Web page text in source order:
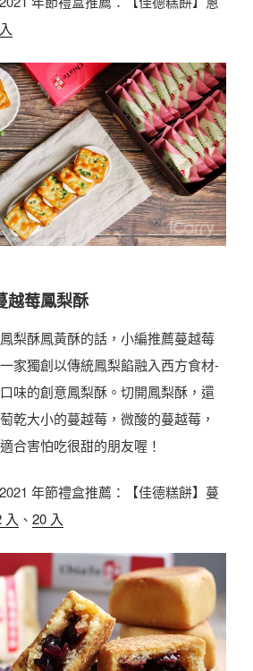
越莓鳳梨酥
梨酥鳳黃酥的話，小編推薦蔓越莓
家獨創以傳統鳳梨餡融入西方食材-
味的創意鳳梨酥。切開鳳梨酥，還
乾大小的蔓越莓，微酸的蔓越莓，
合害怕吃很甜的朋友喔！
年節禮盒推薦：【佳德糕餅】蔓
入 、 20 入